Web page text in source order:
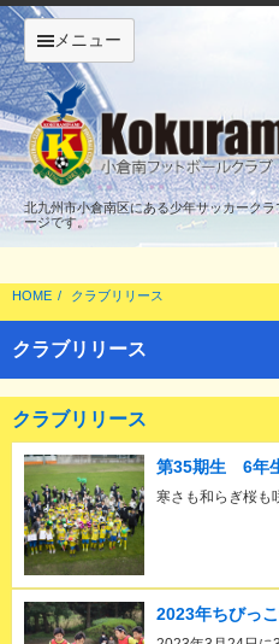
メニュー
北九州市小倉南区にある少年サッカーク
ージです。
HOME クラブリリース
クラブリリース
クラブリリース
第35期生 6年
寒さも和らぎ桜も
2023年ちびっ